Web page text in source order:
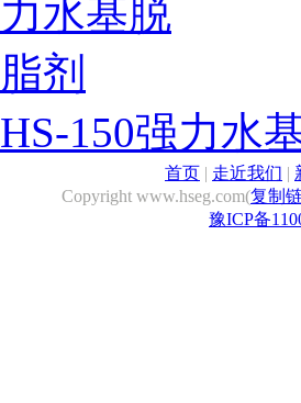
HS-150强力水
首页 | 走近我们 |
Copyright www.hseg.com(复制
豫ICP备